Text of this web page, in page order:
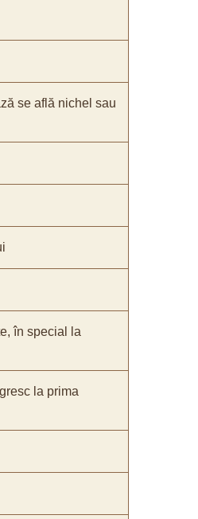
se află nichel sau
în special la
la prima